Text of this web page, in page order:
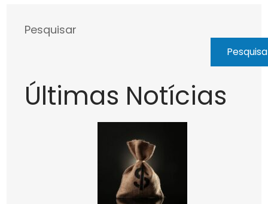
Pesquisar
Últimas Notícias